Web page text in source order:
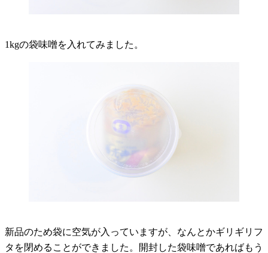
1kgの袋味噌を入れてみました。
新品のため袋に空気が入っていますが、なんとかギリギリフ
タを閉めることができました。開封した袋味噌であればもう